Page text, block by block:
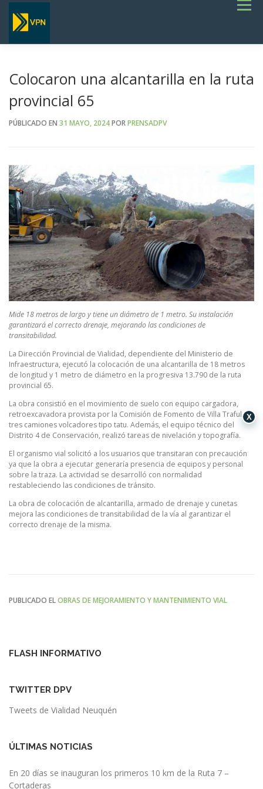
Saltar
contenido
Menú
SERVICIOS
TERMINOS DE REFERENCIA GENERALES- OBRAS VIALES
Colocaron una alcantarilla en la ruta
provincial 65
PÚBLICADO EN 31 MAYO, 2024PORPRENSADPV
Mide 18 metros de largo y tiene un diámetro de 1 metro. Su instalación
garantizará el correcto drenaje, mejorando las condiciones de
transitabilidad.
La Dirección Provincial de Vialidad, dependiente del Ministerio de
Infraestructura, ejecutó la colocación de una alcantarilla de 18 metros
de longitud y 1 metro de diámetro en la progresiva 13.790 de la ruta
provincial 65.
La obra consistió en el movimiento de suelo con equipo cargadora,
retroexcavadora provista por la Comisión de Fomento de Villa Traful y
tres camiones volcadores tipo tatu. Además, el equipo técnico del
Distrito 4 de Conservación, realizó tareas de nivelación y topografía.
El organismo vial solicitó a los usuarios que transitaran con precaución
ya que la obra a ejecutar generaría presencia de equipos y personal
sobre la traza. La actividad se desarrolló con normalidad
restableciendo las condiciones de tránsito.
La obra de colocación de alcantarilla, armado de drenaje y cunetas
mejora las condiciones de transitabilidad de la vía al garantizar el
correcto drenaje de la misma.
PUBLICADO ELOBRAS DE MEJORAMIENTO Y MANTENIMIENTO VIAL
FLASH INFORMATIVO
TWITTER DPV
Tweets de Vialidad Neuquén
ÚLTIMAS NOTICIAS
En 20 días se inauguran los primeros 10 km de la Ruta 7 –
Cortaderas
X